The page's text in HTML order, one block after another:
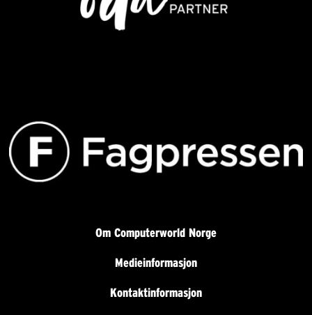
Om Computerworld Norge
Medieinformasjon
Kontaktinformasjon